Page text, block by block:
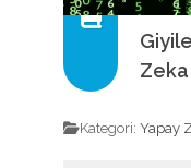
Zeka
Kategori: Yapay